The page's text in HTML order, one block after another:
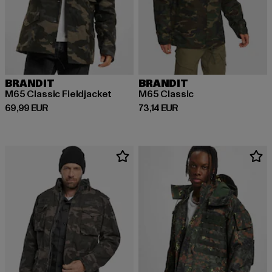
BRANDIT
M65 Classic Fieldjacket
69,99 EUR
Ajankohtainen hinta: 69,99 EUR
BRANDIT
M65 Classic
73,14 EUR
Ajankohtainen hinta: 73,14 EUR